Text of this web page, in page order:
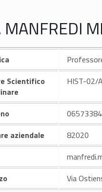
Scientifico
HIST-02/A
aziendale
82020
Via